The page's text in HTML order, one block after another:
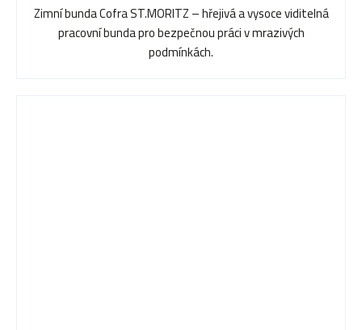
Zimní bunda Cofra ST.MORITZ – hřejivá a vysoce viditelná
pracovní bunda pro bezpečnou práci v mrazivých
podmínkách.